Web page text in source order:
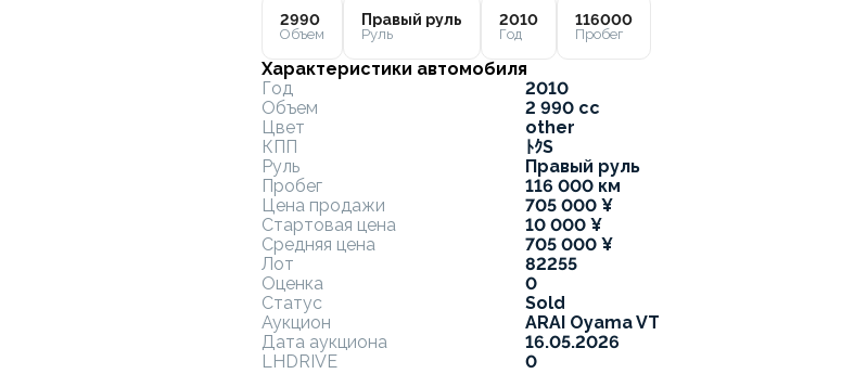
2990
Объем
Правый руль
Руль
2010
Год
116000
Пробег
Характеристики автомобиля
Год
2010
Объем
2 990 cc
Цвет
other
КПП
ﾄｸS
Руль
Правый руль
Пробег
116 000 км
Цена продажи
705 000 ¥
Стартовая цена
10 000 ¥
Средняя цена
705 000 ¥
Лот
82255
Оценка
0
Статус
Sold
Аукцион
ARAI Oyama VT
Дата аукциона
16.05.2026
LHDRIVE
0